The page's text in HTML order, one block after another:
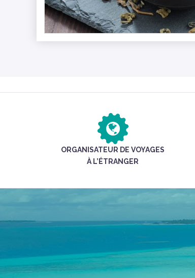
ORGANISATEUR DE VOYAGES
À L’ÉTRANGER